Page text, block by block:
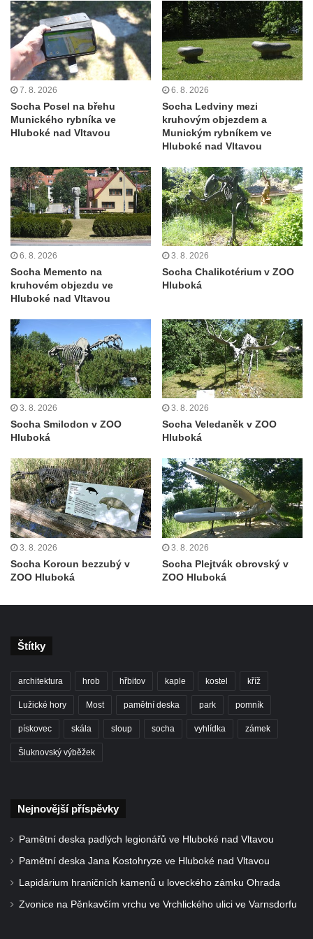
Mirošovicích
Socha býka před areálem firmy 2JCP v
Račicích
Povodňový sloup II. v Dobříni
Pamětní kámen vodního díla Josefův Důl
Socha svatého Floriána na domě čp. 3 v
Socha svaté Anny u domu čp. 3 v Oparnu
Lavička Václava Havla v Pardubicích
Lavička Václava Havla v Novém Boru
Lavička Václava Havla v Krásné Lípě
Upoutávka JduHřebenovkou u parkoviště
na Mezní Louce
Sousoší svatého Václava, svatého Floriána
a svatého Jana Nepomuckého východně
od Mezné
Socha vodníka na trase naučné stezky v
Srbské Kamenici
Sousoší dětí u obecního úřadu v Janově
Socha Andromedé u pavilonu Reinerovy
fresky v Duchcově
Socha Amfitrité u pavilonu Reinerovy fresky
v Duchcově
Socha Flóry u pavilonu Reinerovy fresky v
Socha Afrodité u pavilonu Reinerovy fresky
Delfín na Sfingovém rybníku v zámeckém
parku v Duchcově
Sfinga II. na Sfingovém rybníku v
Socha Minervy na nádvoří zámku v
Socha Herkula se saní na nádvoří zámku v
Duchcově
Socha Herkula se lvem na nádvoří zámku v
Duchcově
7. 8. 2026
Socha Posel na břehu
Munického rybníka ve
Hluboké nad Vltavou
6. 8. 2026
Socha Ledviny mezi
kruhovým objezdem a
Munickým rybníkem ve
Hluboké nad Vltavou
6. 8. 2026
Socha Memento na
kruhovém objezdu ve
Hluboké nad Vltavou
3. 8. 2026
Socha Chalikotérium v ZOO
Hluboká
3. 8. 2026
Socha Smilodon v ZOO
Hluboká
3. 8. 2026
Socha Veledaněk v ZOO
Hluboká
3. 8. 2026
Socha Koroun bezzubý v
ZOO Hluboká
3. 8. 2026
Socha Plejtvák obrovský v
ZOO Hluboká
Štítky
architektura hrob hřbitov kaple kostel kříž
Lužické hory Most pamětní deska park pomník
pískovec skála sloup socha vyhlídka zámek
Šluknovský výběžek
Nejnovější příspěvky
Pamětní deska padlých legionářů ve Hluboké nad Vltavou
Pamětní deska Jana Kostohryze ve Hluboké nad Vltavou
Lapidárium hraničních kamenů u loveckého zámku Ohrada
Zvonice na Pěnkavčím vrchu ve Vrchlického ulici ve Varnsdorfu